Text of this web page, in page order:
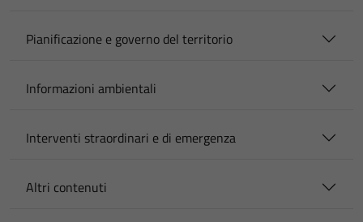
Pianificazione e governo del territorio
Informazioni ambientali
Interventi straordinari e di emergenza
Altri contenuti